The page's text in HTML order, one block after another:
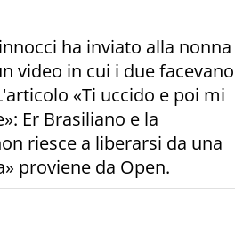
ha inviato alla nonna
video in cui i due facevano
«Ti uccido e poi mi
Er Brasiliano e la
riesce a liberarsi da una
proviene da Open.